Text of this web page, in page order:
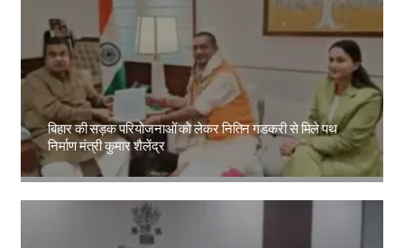
बिहार की सड़क परियोजनाओं को लेकर नितिन गडकरी से मिले पथ
निर्माण मंत्री कुमार शैलेंद्र
Amit Lekh